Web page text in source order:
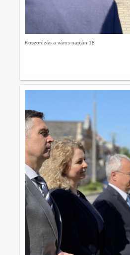
Koszorúzás a város napján 18